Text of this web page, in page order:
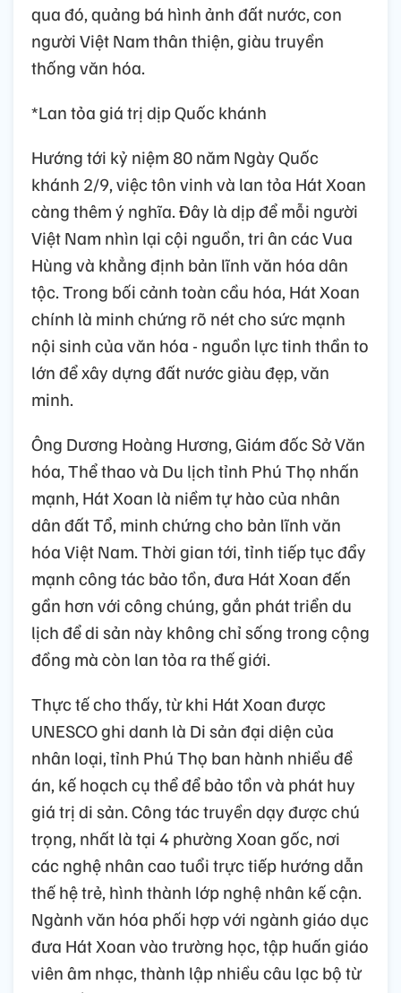
qua đó, quảng bá hình ảnh đất nước, con
người Việt Nam thân thiện, giàu truyền
thống văn hóa.
*Lan tỏa giá trị dịp Quốc khánh
Hướng tới kỷ niệm 80 năm Ngày Quốc
khánh 2/9, việc tôn vinh và lan tỏa Hát Xoan
càng thêm ý nghĩa. Đây là dịp để mỗi người
Việt Nam nhìn lại cội nguồn, tri ân các Vua
Hùng và khẳng định bản lĩnh văn hóa dân
tộc. Trong bối cảnh toàn cầu hóa, Hát Xoan
chính là minh chứng rõ nét cho sức mạnh
nội sinh của văn hóa - nguồn lực tinh thần to
lớn để xây dựng đất nước giàu đẹp, văn
minh.
Ông Dương Hoàng Hương, Giám đốc Sở Văn
hóa, Thể thao và Du lịch tỉnh Phú Thọ nhấn
mạnh, Hát Xoan là niềm tự hào của nhân
dân đất Tổ, minh chứng cho bản lĩnh văn
hóa Việt Nam. Thời gian tới, tỉnh tiếp tục đẩy
mạnh công tác bảo tồn, đưa Hát Xoan đến
gần hơn với công chúng, gắn phát triển du
lịch để di sản này không chỉ sống trong cộng
đồng mà còn lan tỏa ra thế giới.
Thực tế cho thấy, từ khi Hát Xoan được
UNESCO ghi danh là Di sản đại diện của
nhân loại, tỉnh Phú Thọ ban hành nhiều đề
án, kế hoạch cụ thể để bảo tồn và phát huy
giá trị di sản. Công tác truyền dạy được chú
trọng, nhất là tại 4 phường Xoan gốc, nơi
các nghệ nhân cao tuổi trực tiếp hướng dẫn
thế hệ trẻ, hình thành lớp nghệ nhân kế cận.
Ngành văn hóa phối hợp với ngành giáo dục
đưa Hát Xoan vào trường học, tập huấn giáo
viên âm nhạc, thành lập nhiều câu lạc bộ từ